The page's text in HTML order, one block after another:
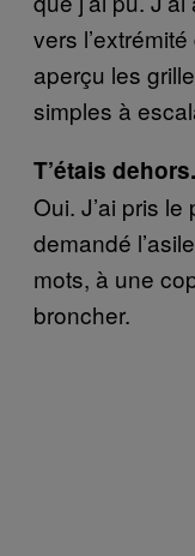
vers
aperçu les
simples à
T’étais dehors.
Oui. J’ai pris
demandé
mots, à une
broncher.